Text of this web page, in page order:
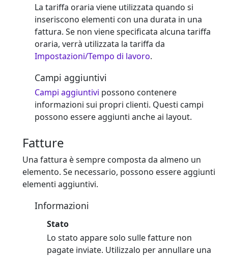
La tariffa oraria viene utilizzata quando si
inseriscono elementi con una durata in una
fattura. Se non viene specificata alcuna tariffa
oraria, verrà utilizzata la tariffa da
Impostazioni/Tempo di lavoro.
Campi aggiuntivi
Campi aggiuntivi possono contenere
informazioni sui propri clienti. Questi campi
possono essere aggiunti anche ai layout.
Fatture
Una fattura è sempre composta da almeno un
elemento. Se necessario, possono essere aggiunti
elementi aggiuntivi.
Informazioni
Stato
Lo stato appare solo sulle fatture non
pagate inviate. Utilizzalo per annullare una